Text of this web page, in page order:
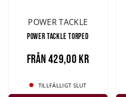
POWER TACKLE
POWER TACKLE TORPED
Från429,00 kr
TILLFÄLLIGT SLUT